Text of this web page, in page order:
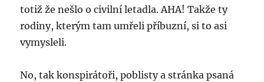
totiž že nešlo o civilní letadla. AHA! Takže ty
rodiny, kterým tam umřeli příbuzní, si to asi
vymysleli.
No, tak konspirátoři, poblisty a stránka psaná